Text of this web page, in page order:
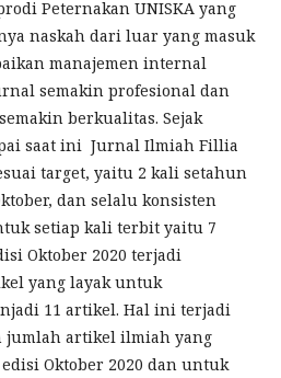
Peternakan UNISKA yang
naskah dari luar yang masuk
manajemen internal
semakin profesional dan
berkualitas. Sejak
saat ini Jurnal Ilmiah Fillia
target, yaitu 2 kali setahun
dan selalu konsisten
setiap kali terbit yaitu 7
Oktober 2020 terjadi
yang layak untuk
11 artikel. Hal ini terjadi
jumlah artikel ilmiah yang
Oktober 2020 dan untuk